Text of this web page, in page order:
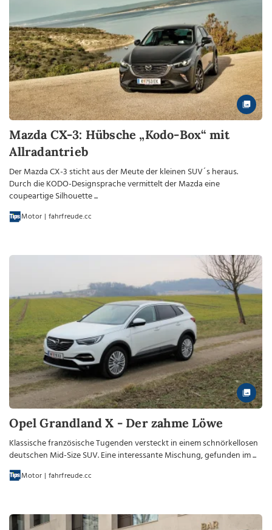
Mazda CX-3: Hübsche „Kodo-Box“ mit
Allradantrieb
Der Mazda CX-3 sticht aus der Meute der kleinen SUV´s heraus.
Durch die KODO-Designsprache vermittelt der Mazda eine
coupeartige Silhouette ...
Motor | fahrfreude.cc
Opel Grandland X - Der zahme Löwe
Klassische französische Tugenden versteckt in einem schnörkellosen
deutschen Mid-Size SUV. Eine interessante Mischung, gefunden im ...
Motor | fahrfreude.cc